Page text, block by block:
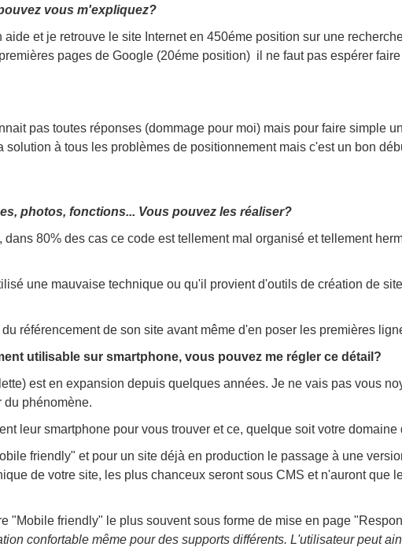
vous m'expliquez?
aide et je retrouve le site Internet en 450éme position sur une
pages de Google (20éme position) il ne faut pas espérer
pas toutes réponses (dommage pour moi) mais pour faire simple
à tous les problèmes de positionnement mais c'est un bon
photos, fonctions... Vous pouvez les réaliser?
80% des cas ce code est tellement mal organisé et tellement
une mauvaise technique ou qu'il provient d'outils de création de
référencement de son site avant même d'en poser les premières
utilisable sur smartphone, vous pouvez me régler ce détail?
est en expansion depuis quelques années. Je ne vais pas vous
du phénomène.
leur smartphone pour vous trouver et ce, quelque soit votre domaine
friendly" et pour un site déjà en production le passage à une
de votre site, les plus chanceux seront sous CMS et n'auront que
"Mobile friendly" le plus souvent sous forme de mise en page
confortable même pour des supports différents. L'utilisateur peut